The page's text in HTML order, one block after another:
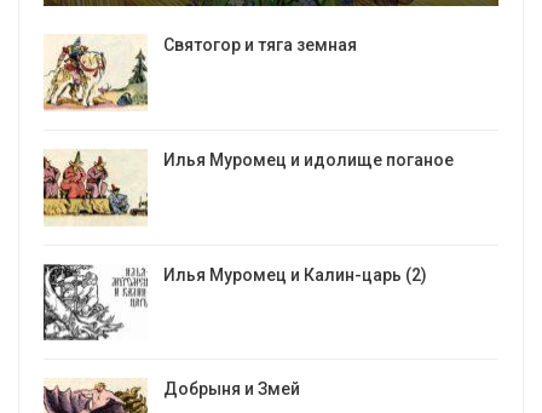
Святогор и тяга земная
Илья Муромец и идолище поганое
Илья Муромец и Калин-царь (2)
Добрыня и Змей